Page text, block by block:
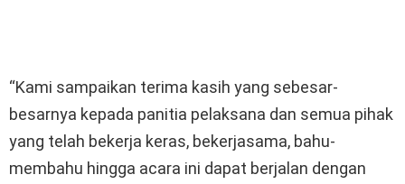
“Kami sampaikan terima kasih yang sebesar-
besarnya kepada panitia pelaksana dan semua pihak
yang telah bekerja keras, bekerjasama, bahu-
membahu hingga acara ini dapat berjalan dengan